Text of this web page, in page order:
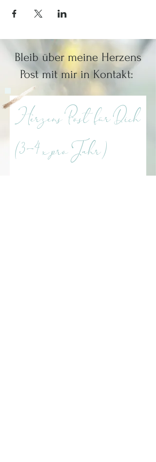
Bleib über meine Herzens
Post mit mir in Kontakt:
Herzens Post für Dich
(3-4 x pro Jahr)